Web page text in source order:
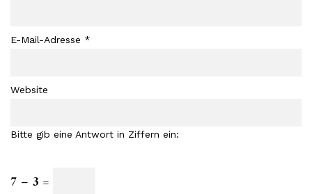
E-Mail-Adresse *
Website
Bitte gib eine Antwort in Ziffern ein:
7 − 3 =